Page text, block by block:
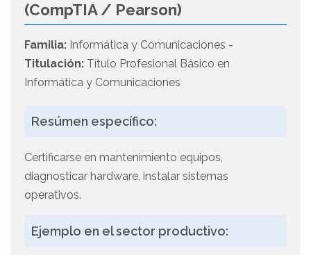
(CompTIA / Pearson)
Familia: Informática y Comunicaciones -
Titulación: Título Profesional Básico en
Informática y Comunicaciones
Resúmen específico:
Certificarse en mantenimiento equipos,
diagnosticar hardware, instalar sistemas
operativos.
Ejemplo en el sector productivo: